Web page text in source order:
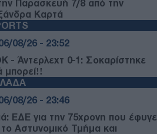
Παρασκευή 7/8 από την
Καρτά
08/26 - 23:52
- Άντερλεχτ 0-1: Σοκαρίστηκε
μπορεί!!
08/26 - 23:46
ΕΔΕ για την 75χρονη που έφυγε
Αστυνομικό Τμήμα και